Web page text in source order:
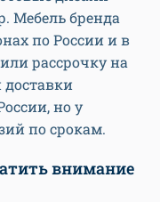
Мебель бренда
по России и в
рассрочку на
но у
по срокам.
внимание